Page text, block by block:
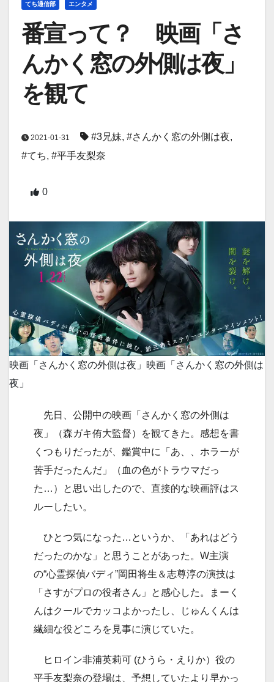
てち通信部 エンタメ
番宣って？ 映画「さ
んかく窓の外側は夜」
を観て
2021-01-31 #3兄妹, #さんかく窓の外側は夜,
#てち, #平手友梨奈
0
映画「さんかく窓の外側は夜」 映画「さんかく窓の外側は
夜」
先日、公開中の映画「さんかく窓の外側は
夜」（森ガキ侑大監督）を観てきた。感想を書
くつもりだったが、鑑賞中に「あ、、ホラーが
苦手だったんだ」（血の色がトラウマだっ
た…）と思い出したので、直接的な映画評はス
ルーしたい。
ひとつ気になった…というか、「あれはどう
だったのかな」と思うことがあった。W主演
の“心霊探偵バディ”岡田将生＆志尊淳の演技は
「さすがプロの役者さん」と感心した。まーく
んはクールでカッコよかったし、じゅんくんは
繊細な役どころを見事に演じていた。
ヒロイン非浦英莉可 (ひうら・えりか）役の
平手友梨奈の登場は、予想していたより早かっ